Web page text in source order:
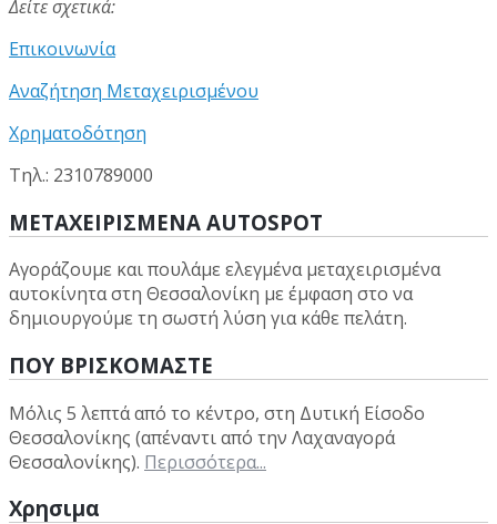
Δείτε σχετικά:
Επικοινωνία
Αναζήτηση Μεταχειρισμένου
Χρηματοδότηση
Τηλ.: 2310789000
ΜΕΤΑΧΕΙΡΙΣΜΕΝΑ AUTOSPOT
Αγοράζουμε και πουλάμε ελεγμένα μεταχειρισμένα
αυτοκίνητα στη Θεσσαλονίκη με έμφαση στο να
δημιουργούμε τη σωστή λύση για κάθε πελάτη.
ΠΟΥ ΒΡΙΣΚΟΜΑΣΤΕ
Μόλις 5 λεπτά από το κέντρο, στη Δυτική Είσοδο
Θεσσαλονίκης (απέναντι από την Λαχαναγορά
Θεσσαλονίκης). Περισσότερα...
Χρησιμα